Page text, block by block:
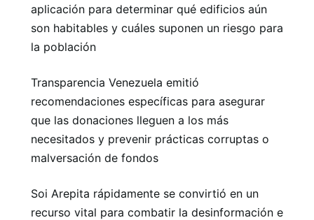
aplicación para determinar qué edificios aún
son habitables y cuáles suponen un riesgo para
la población
Transparencia Venezuela emitió
recomendaciones específicas para asegurar
que las donaciones lleguen a los más
necesitados y prevenir prácticas corruptas o
malversación de fondos
Soi Arepita rápidamente se convirtió en un
recurso vital para combatir la desinformación e